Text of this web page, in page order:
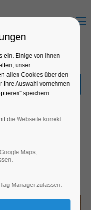
Menu
mit
Fest,
ein. Einige von ihnen
unser
allen Cookies über den
Ihre Auswahl vornehmen
speichern.
die Webseite korrekt
Maps,
Manager zulassen.